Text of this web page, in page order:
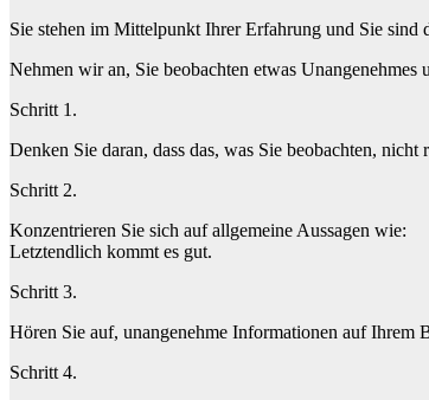
Sie stehen im Mittelpunkt Ihrer Erfahrung und Sie sind
Nehmen wir an, Sie beobachten etwas
Schritt 1.
Denken Sie daran, dass das, was Sie beobachten, nicht
Schritt 2.
Konzentrieren Sie sich auf allgemeine Aussagen wie:
Letztendlich kommt es gut.
Schritt 3.
Hören Sie auf, unangenehme Informationen auf Ihrem
Schritt 4.